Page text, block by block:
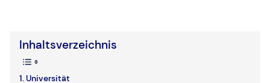
Inhaltsverzeichnis
Universität